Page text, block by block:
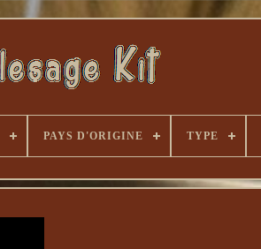
PAYS D'ORIGINE TYPE